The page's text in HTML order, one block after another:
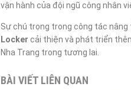
vận hành của đội ngũ công nhân
Sự chú trọng trong công tác
Locker cải thiện và phát triển
Nha Trang trong tương lai.
BÀI VIẾT LIÊN QUAN